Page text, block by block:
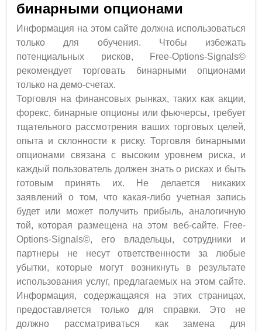
бинарными опционами
Информация на этом сайте должна использоваться
только для обучения. Чтобы избежать
потенциальных рисков, Free-Options-Signals©
рекомендует торговать бинарными опционами
только на демо-счетах.
Торговля на финансовых рынках, таких как акции,
форекс, бинарные опционы или фьючерсы, требует
тщательного рассмотрения ваших торговых целей,
опыта и склонности к риску. Торговля бинарными
опционами связана с высоким уровнем риска, и
каждый пользователь должен знать о рисках и быть
готовым принять их. Не делается никаких
заявлений о том, что какая-либо учетная запись
будет или может получить прибыль, аналогичную
той, которая размещена на этом веб-сайте. Free-
Options-Signals©, его владельцы, сотрудники и
партнеры не несут ответственности за любые
убытки, которые могут возникнуть в результате
использования услуг, предлагаемых на этом сайте.
Информация, содержащаяся на этих страницах,
предоставляется только для справки. Это не
должно рассматриваться как замена для